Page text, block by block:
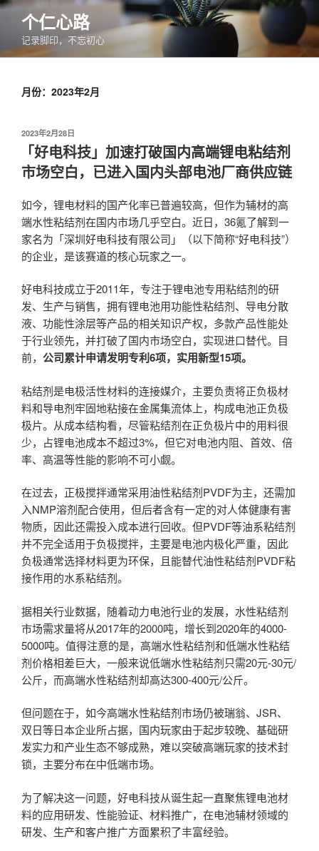
跳
容
个仁心路
记录脚印，不忘初心
月份：2023年2月
发
2023年2月28日
「好电科技」加速打破国内高端锂电粘结剂
市场空白，已进入国内头部电池厂商供应链
如今，锂电材料的国产化率已普遍较高，但作为辅材的高
端水性粘结剂在国内市场几乎空白。近日，36氪了解到一
家名为「深圳好电科技有限公司」（以下简称“好电科技”）
的企业，是该赛道的核心玩家之一。
好电科技成立于2011年，专注于锂电池专用粘结剂的研
发、生产与销售，拥有锂电池用功能性粘结剂、导电分散
液、功能性涂层等产品的相关知识产权，多款产品性能处
于行业领先，并打破了国内市场空白，实现进口替代。目
前， 公司累计申请发明专利6项，实用新型15项。
粘结剂是电极活性材料的连接媒介，主要负责将正负极材
料和导电剂牢固地粘接在金属集流体上，构成电池正负极
极片。从成本结构看，尽管粘结剂在正负极片中的用料很
少，占锂电池成本不超过3%，但它对电池内阻、首效、倍
率、高温等性能的影响不可小觑。
在过去，正极搅拌通常采用油性粘结剂PVDF为主，还需加
入NMP溶剂配合使用，但后者含有一定的对人体健康有害
物质，因此还需投入成本进行回收。但PVDF等油系粘结剂
并不完全适用于负极搅拌，主要是电池内极化严重，因此
负极通常选择材料更为环保，且能替代油性粘结剂PVDF粘
接作用的水系粘结剂。
据相关行业数据，随着动力电池行业的发展，水性粘结剂
市场需求量将从2017年的2000吨，增长到2020年的4000-
5000吨。值得注意的是，高端水性粘结剂和低端水性粘结
剂价格相差巨大，一般来说低端水性粘结剂只需20元-30元/
公斤，而高端水性粘结剂却高达300-400元/公斤。
但问题在于，如今高端水性粘结剂市场仍被瑞翁、JSR、
双日等日本企业所占据，国内玩家由于起步较晚、基础研
发实力和产业生态不够成熟，难以突破高端玩家的技术封
锁，主要分布在中低端市场。
为了解决这一问题，好电科技从诞生起一直聚焦锂电池材
料的应用研发、性能验证、材料推广，在电池辅材领域的
研发、生产和客户推广方面累积了丰富经验。